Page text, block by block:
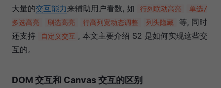
大量的交互能力来辅助用户看数, 如 行列联动高亮
单选/
多选高亮
刷选高亮 行高列宽动态调整 列头隐藏
等, 同时
还支持
自定义交互 , 本文主要介绍 S2 是如何实现这些交
互的。
DOM 交互和 Canvas 交互的区别